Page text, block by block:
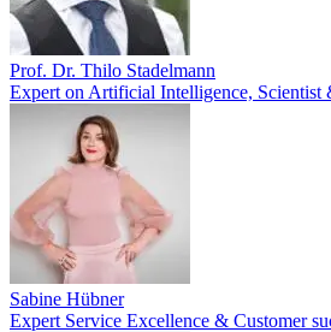
Prof. Dr. Thilo Stadelmann
Expert on Artificial Intelligence, Scientist
Sabine Hübner
Expert Service Excellence & Customer